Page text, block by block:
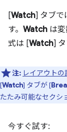
[Watch] タブで
す。 Watch は
式は [Watch] タ
注: レイアウトの
[Watch] タブが [
たたみ可能なセクシ
今すぐ試す: